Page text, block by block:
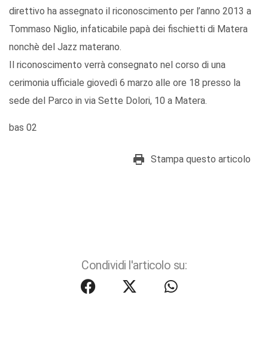
direttivo ha assegnato il riconoscimento per l’anno 2013 a
Tommaso Niglio, infaticabile papà dei fischietti di Matera
nonchè del Jazz materano.
Il riconoscimento verrà consegnato nel corso di una
cerimonia ufficiale giovedì 6 marzo alle ore 18 presso la
sede del Parco in via Sette Dolori, 10 a Matera.
bas 02
Stampa questo articolo
Condividi l'articolo su: